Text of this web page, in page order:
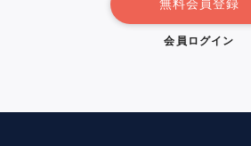
無料会員登録
会員ログイン